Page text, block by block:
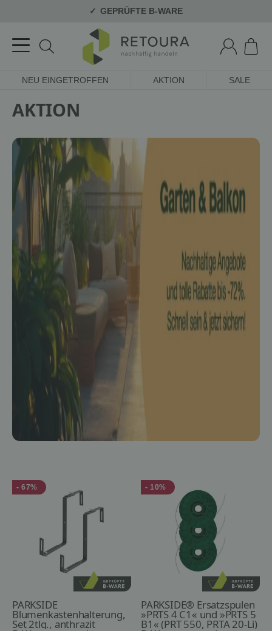
GEPRÜFTE B-WARE
NEU EINGETROFFEN AKTION SALE
AKTION
- 67%
PARKSIDE
Blumenkastenhalterung,
Set 2tlg., anthrazit
- 10%
PARKSIDE® Ersatzspulen
»PRTS 4 C1« und »PRTS 5
B1« (PRT 550, PRTA 20-Li)